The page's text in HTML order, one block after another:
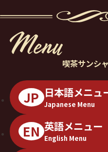
喫茶サンシ
JP 日本語メニュ
Japanese Menu
EN 英語メニュー
English Menu